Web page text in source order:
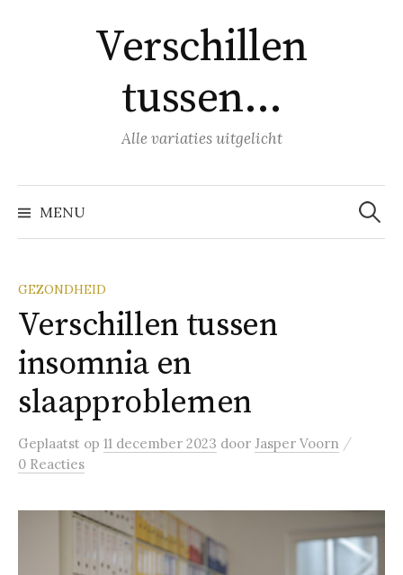
Verschillen
tussen…
Alle variaties uitgelicht
MENU
Zoeken
naar:
GEZONDHEID
Verschillen tussen
insomnia en
slaapproblemen
Geplaatst op 11 december 2023 door Jasper Voorn /
0 Reacties